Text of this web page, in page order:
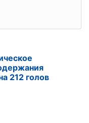
212 голов